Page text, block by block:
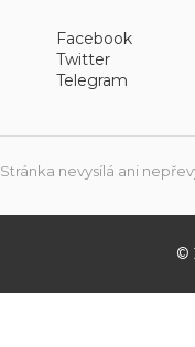
Facebook
Twitter
Telegram
Stránka nevysílá ani
©